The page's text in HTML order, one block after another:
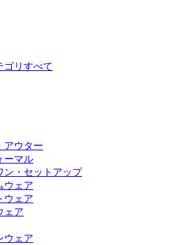
ゴリすべて
アウター
ーマル
ン・セットアップ
ウェア
ウェア
ェア
ウェア